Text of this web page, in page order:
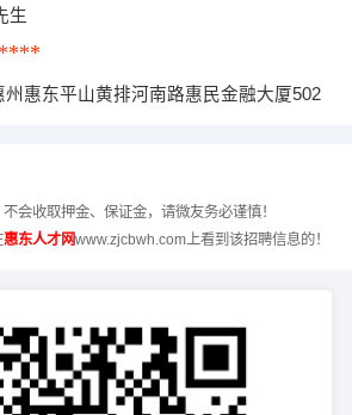
生
****
州惠东平山黄排河南路惠民金融大厦502
会收取押金、保证金，请微友务必谨慎！
惠东人才网www.zjcbwh.com上看到该招聘信息的！